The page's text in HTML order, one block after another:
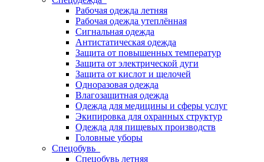
Рабочая одежда летняя
Рабочая одежда утеплённая
Сигнальная одежда
Антистатическая одежда
Защита от повышенных температур
Защита от электрической дуги
Защита от кислот и щелочей
Одноразовая одежда
Влагозащитная одежда
Одежда для медицины и сферы услуг
Экипировка для охранных структур
Одежда для пищевых производств
Головные уборы
Спецобувь
Спецобувь летняя